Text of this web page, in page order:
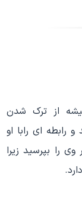
از ترک شدن
رابطه اي رابا او
را بپرسید زیرا